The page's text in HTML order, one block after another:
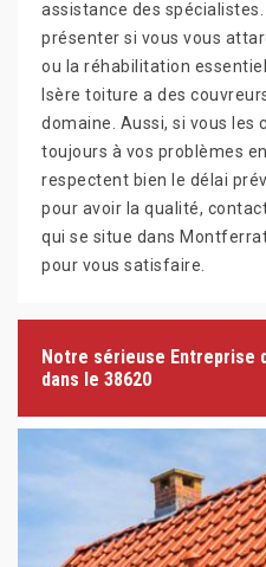
assistance des
présenter si vous vous
ou la réhabilitation
Isère toiture a des
domaine. Aussi, si vous
toujours à vos problèmes
respectent bien le délai
pour avoir la qualité,
qui se situe dans
pour vous satisfaire.
Notre sérieuse
dans le 38620